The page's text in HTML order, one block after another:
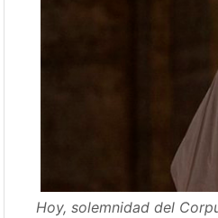
Hoy, solemnidad del